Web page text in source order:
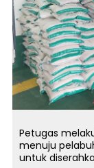
Petugas
menuju
untuk